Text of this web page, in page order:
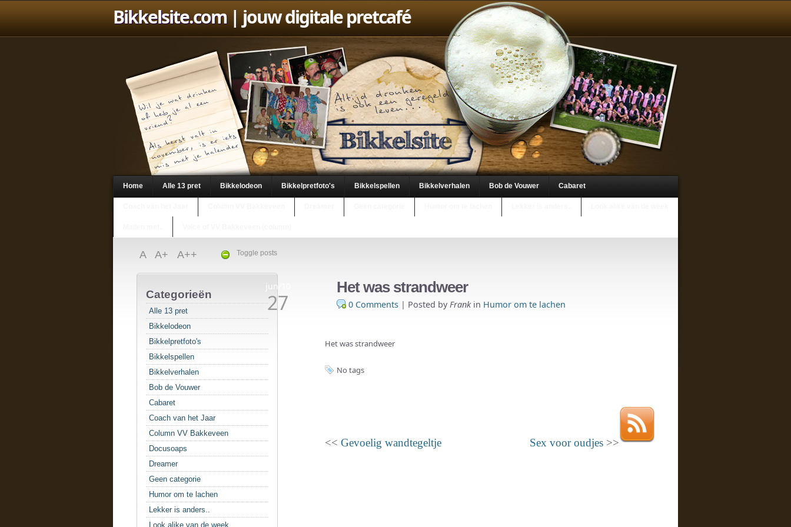
Bikkelsite.com| jouw digitale pretcafé
Home Alle 13 pret Bikkelodeon Bikkelpretfoto's Bikkelspellen Bikkelverhalen Bob de Vouwer Cabaret
Toggle posts
A A+ A++
Categorieën
Alle 13 pret
Bikkelodeon
Bikkelpretfoto's
Bikkelspellen
Bikkelverhalen
Bob de Vouwer
Cabaret
Coach van het Jaar
Column VV Bakkeveen
Docusoaps
Dreamer
Geen categorie
Humor om te lachen
Lekker is anders..
Look alike van de week
jun/10
27
Het was strandweer
0 Comments | Posted byFrankin Humor om te lachen
Het was strandweer
No tags
<< Gevoelig wandtegeltje Sex voor oudjes >>